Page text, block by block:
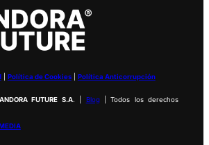
| Política de Cookies| Política Anticorrupción
FUTURE S.A. | Blog| Todos los derechos